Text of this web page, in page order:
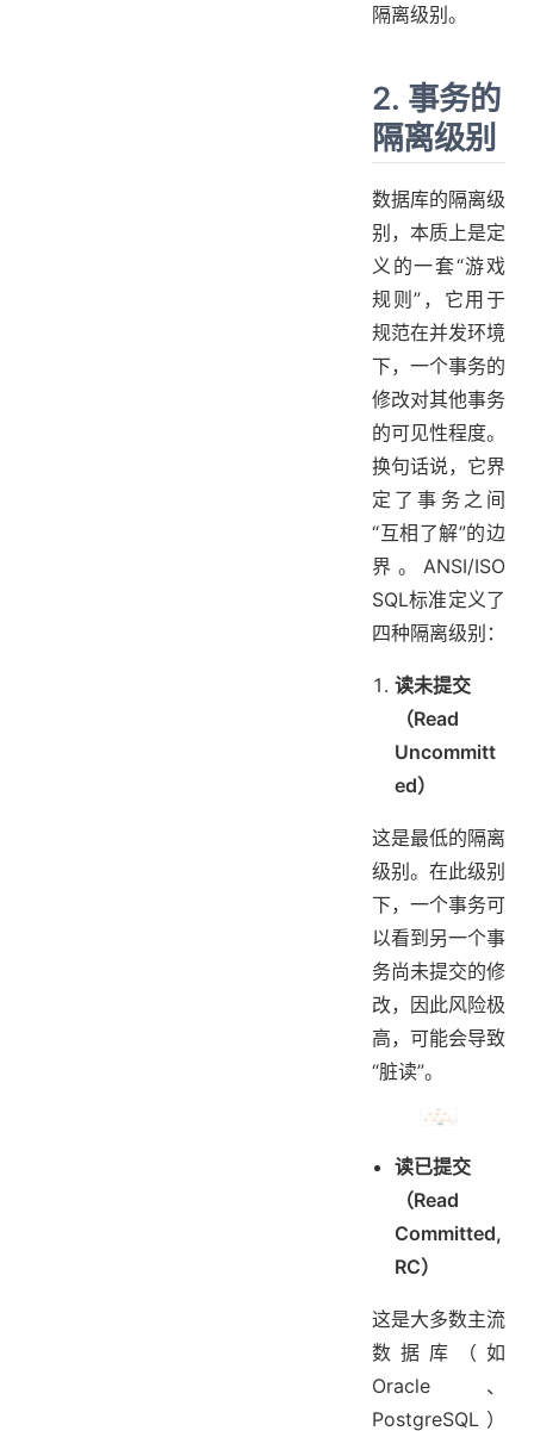
隔离级别。
2. 事务的
隔离级别
数据库的隔离级
别，本质上是定
义的一套“游戏
规则”，它用于
规范在并发环境
下，一个事务的
修改对其他事务
的可见性程度。
换句话说，它界
定了事务之间
“互相了解”的边
界。ANSI/ISO
SQL标准定义了
四种隔离级别：
读未提交
（Read
Uncommitt
ed）
这是最低的隔离
级别。在此级别
下，一个事务可
以看到另一个事
务尚未提交的修
改，因此风险极
高，可能会导致
“脏读”。
读已提交
（Read
Committed,
RC）
这是大多数主流
数据库（如
Oracle、
PostgreSQL）